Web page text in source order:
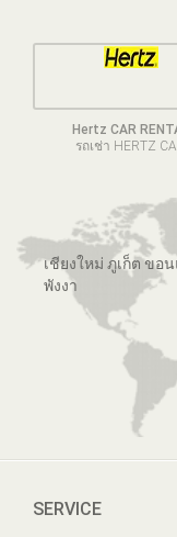
Hertz CAR
รถเช่า HERTZ
เชียงใหม่ ภูเก็ต ขอ
พังงา
SERVICE